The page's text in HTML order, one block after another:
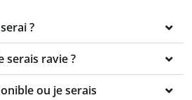
?
serais ravie ?
ou je serais